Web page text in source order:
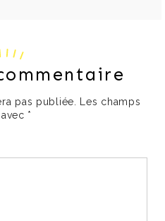
pas publiée. Les champs
*